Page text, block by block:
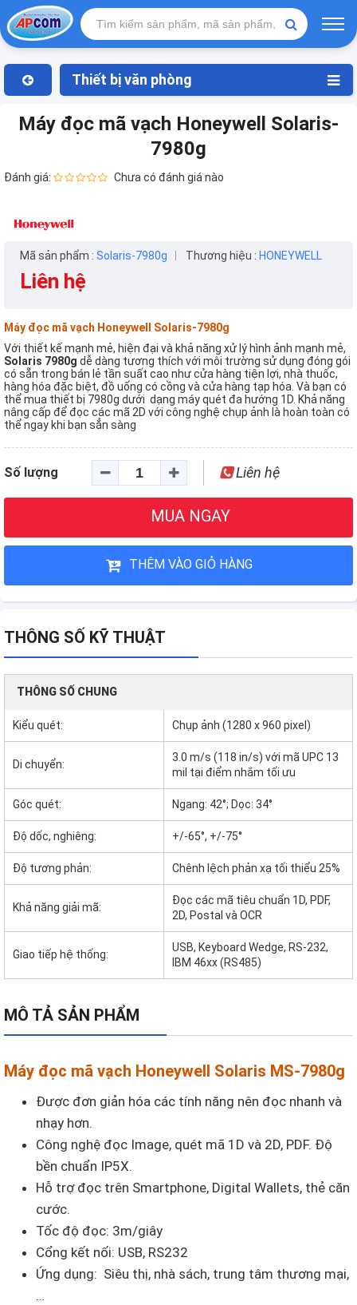
Thiết bị văn phòng
Máy đọc mã vạch Honeywell Solaris-
7980g
Đánh giá: Chưa có đánh giá nào
Mã sản phẩm : Solaris-7980g Thương hiệu : HONEYWELL
Liên hệ
Máy đọc mã vạch Honeywell Solaris-7980g
Với thiết kế mạnh mẻ, hiện đại và khả năng xử lý hình ảnh mạnh mẻ,
Solaris 7980g dễ dàng tương thích với môi trường sử dụng đóng gói
có sẵn trong bán lẻ tần suất cao như cửa hàng tiện lợi, nhà thuốc,
hàng hóa đặc biệt, đồ uống có cồng và cửa hàng tạp hóa. Và bạn có
thể mua thiết bị 7980g dưới dạng máy quét đa hướng 1D. Khả năng
nâng cấp để đọc các mã 2D với công nghệ chụp ảnh là hoàn toàn có
thể ngay khi bạn sẳn sàng
Số lượng Liên hệ
MUA NGAY
THÊM VÀO GIỎ HÀNG
THÔNG SỐ KỸ THUẬT
THÔNG SỐ CHUNG
Kiểu quét: Chụp ảnh (1280 x 960 pixel)
Di chuyển:
3.0 m/s (118 in/s) với mã UPC 13
mil tại điểm nhắm tối ưu
Góc quét: Ngang: 42°; Dọc: 34°
Độ dốc, nghiêng: +/-65°, +/-75°
Độ tương phản: Chênh lệch phản xạ tối thiểu 25%
Khả năng giải mã:
Đọc các mã tiêu chuẩn 1D, PDF,
2D, Postal và OCR
Giao tiếp hệ thống:
USB, Keyboard Wedge, RS-232,
IBM 46xx (RS485)
MÔ TẢ SẢN PHẨM
Máy đọc mã vạch Honeywell Solaris MS-7980g
Được đơn giản hóa các tính năng nên đọc nhanh và
nhạy hơn.
Công nghệ đọc Image, quét mã 1D và 2D, PDF. Độ
bền chuẩn IP5X.
Hỗ trợ đọc trên Smartphone, Digital Wallets, thẻ căn
cước.
Tốc độ đọc: 3m/giây
Cổng kết nối: USB, RS232
Ứng dụng: Siêu thị, nhà sách, trung tâm thương mại,
…